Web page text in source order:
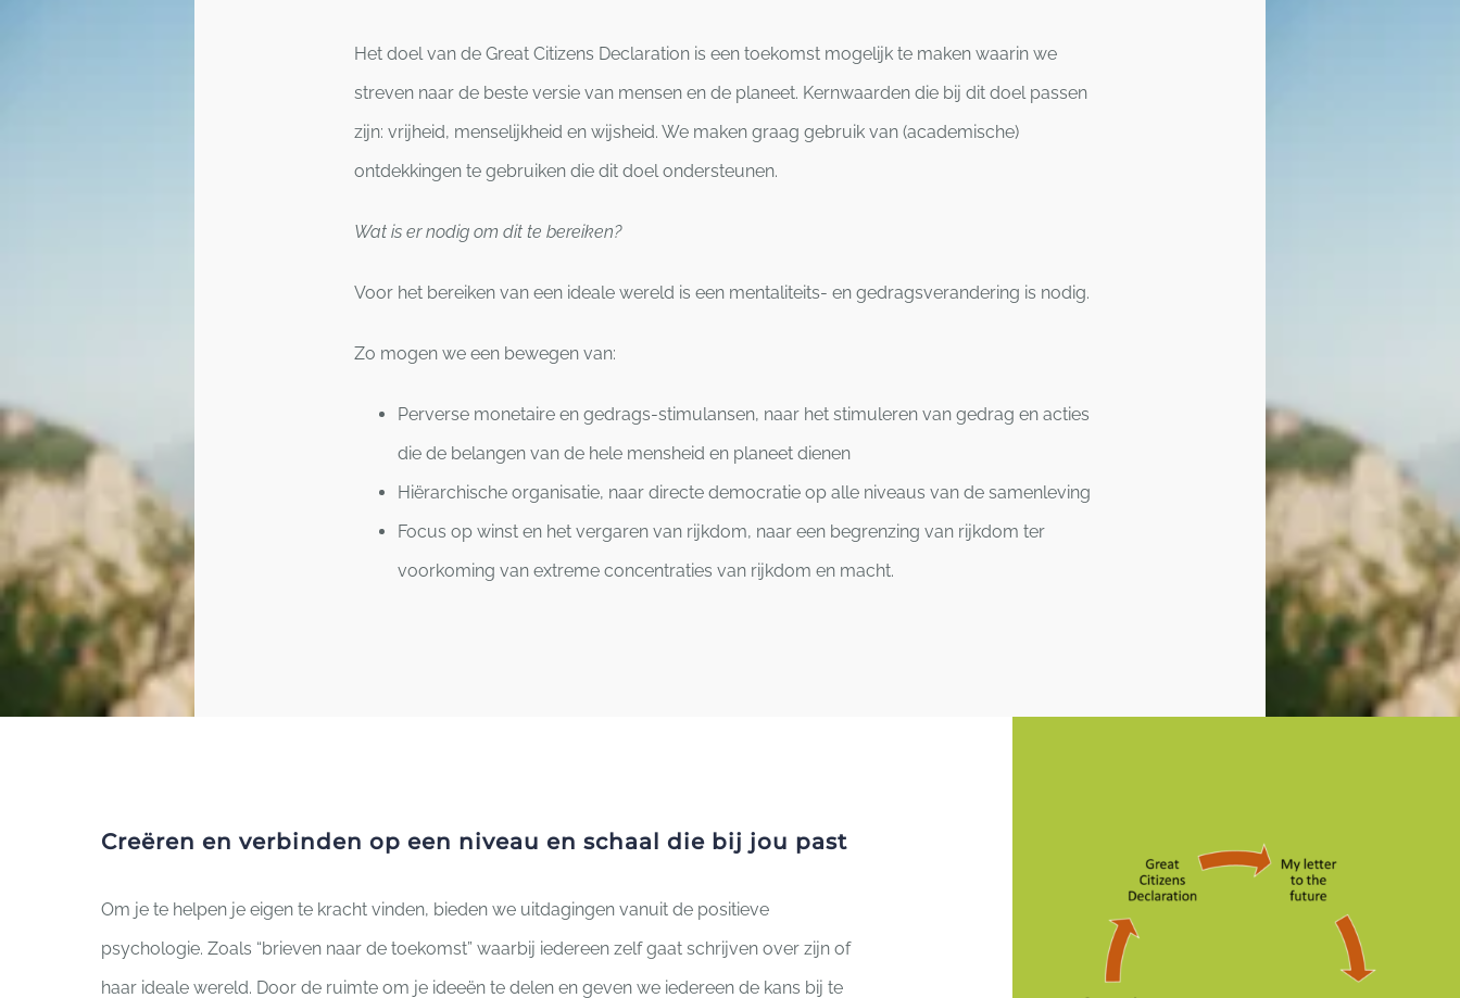
Het doel van de Great Citizens Declaration is een toekomst mogelijk te maken waarin we
streven naar de beste versie van mensen en de planeet. Kernwaarden die bij dit doel passen
zijn: vrijheid, menselijkheid en wijsheid. We maken graag gebruik van (academische)
ontdekkingen te gebruiken die dit doel ondersteunen.
Wat is er nodig om dit te bereiken?
Voor het bereiken van een ideale wereld is een mentaliteits- en gedragsverandering is nodig.
Zo mogen we een bewegen van:
Perverse monetaire en gedrags-stimulansen, naar het stimuleren van gedrag en acties
die de belangen van de hele mensheid en planeet dienen
Hiërarchische organisatie, naar directe democratie op alle niveaus van de samenleving
Focus op winst en het vergaren van rijkdom, naar een begrenzing van rijkdom ter
voorkoming van extreme concentraties van rijkdom en macht.
Creëren en verbinden op een niveau en schaal die bij jou past
Om je te helpen je eigen te kracht vinden, bieden we uitdagingen vanuit de positieve
psychologie. Zoals “brieven naar de toekomst” waarbij iedereen zelf gaat schrijven over zijn of
haar ideale wereld. Door de ruimte om je ideeën te delen en geven we iedereen de kans bij te